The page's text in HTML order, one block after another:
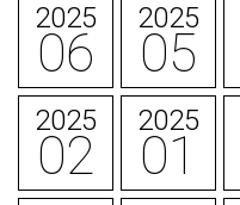
2025
06
2025
05
2025
02
2025
01